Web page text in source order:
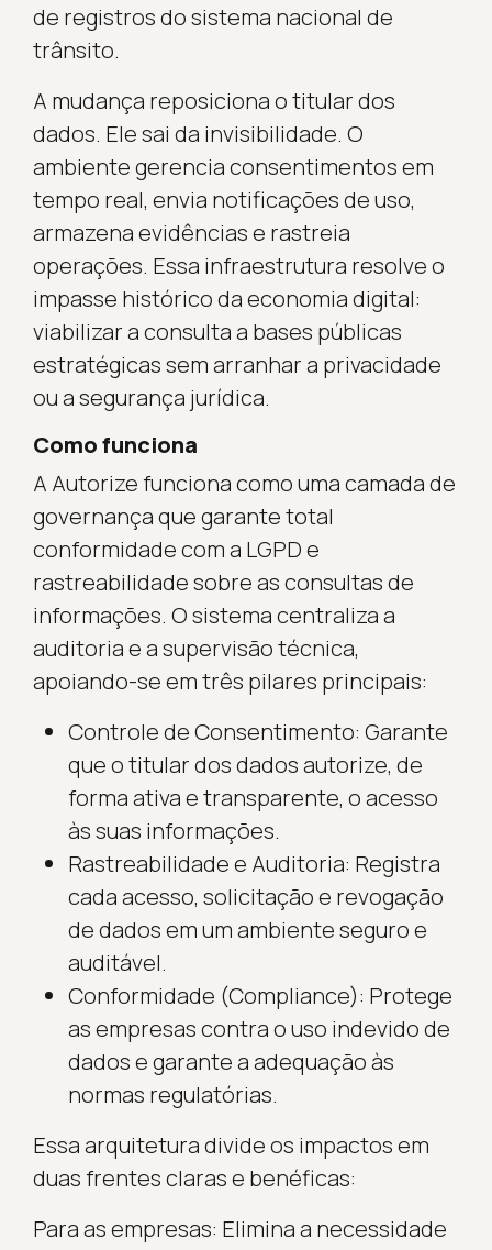
de registros do sistema nacional de
trânsito.
A mudança reposiciona o titular dos
dados. Ele sai da invisibilidade. O
ambiente gerencia consentimentos em
tempo real, envia notificações de uso,
armazena evidências e rastreia
operações. Essa infraestrutura resolve o
impasse histórico da economia digital:
viabilizar a consulta a bases públicas
estratégicas sem arranhar a privacidade
ou a segurança jurídica.
Como funciona
A Autorize funciona como uma camada de
governança que garante total
conformidade com a LGPD e
rastreabilidade sobre as consultas de
informações. O sistema centraliza a
auditoria e a supervisão técnica,
apoiando-se em três pilares principais:
Controle de Consentimento: Garante
que o titular dos dados autorize, de
forma ativa e transparente, o acesso
às suas informações.
Rastreabilidade e Auditoria: Registra
cada acesso, solicitação e revogação
de dados em um ambiente seguro e
auditável.
Conformidade (Compliance): Protege
as empresas contra o uso indevido de
dados e garante a adequação às
normas regulatórias.
Essa arquitetura divide os impactos em
duas frentes claras e benéficas:
Para as empresas: Elimina a necessidade